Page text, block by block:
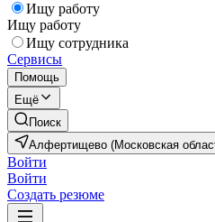
Ищу работу
Ищу работу
Ищу сотрудника
Сервисы
Помощь
Ещё
Поиск
Алфертищево (Московская
Войти
Войти
Создать резюме